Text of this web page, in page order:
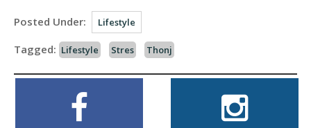
Posted Under: Lifestyle
Tagged: Lifestyle Stres Thonj